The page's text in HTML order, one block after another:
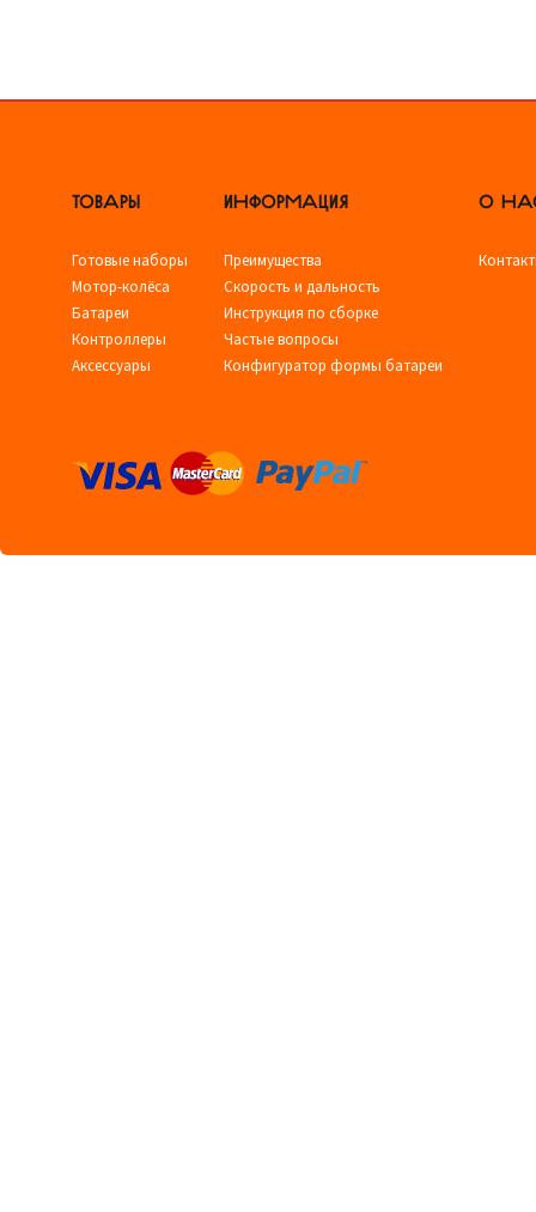
ТОВАРЫ
Готовые наборы
Мотор-колёса
Батареи
Контроллеры
Аксессуары
ИНФОРМАЦИЯ
Преимущества
Скорость и дальность
Инструкция по сборке
Частые вопросы
Конфигуратор формы батареи
О